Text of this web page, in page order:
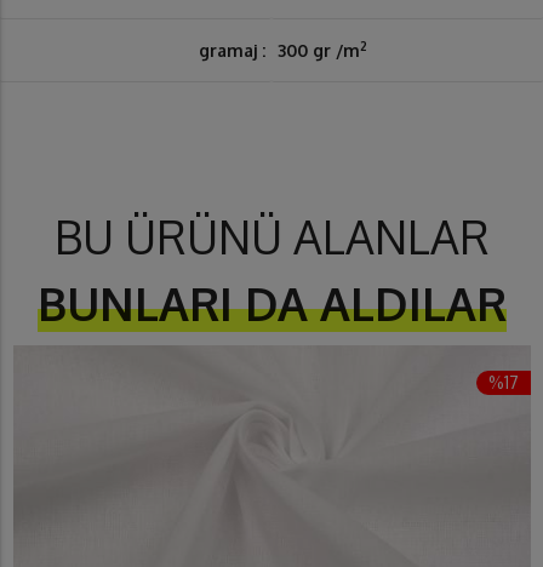
gramaj : 300 gr /m2
BU ÜRÜNÜ ALANLAR
BUNLARI DA ALDILAR
%17